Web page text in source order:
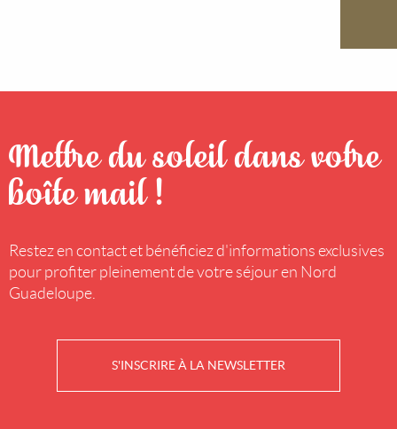
Mettre du soleil dans votre
boîte mail !
Restez en contact et bénéficiez d'informations exclusives
pour profiter pleinement de votre séjour en Nord
Guadeloupe.
S'INSCRIRE À LA NEWSLETTER